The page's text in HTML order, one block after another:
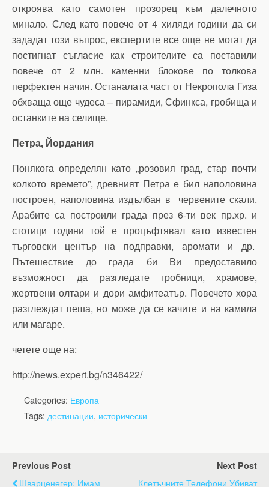
откроява като самотен прозорец към далечното
минало. След като повече от 4 хиляди години да си
зададат този въпрос, експертите все още не могат да
постигнат съгласие как строителите са поставили
повече от 2 млн. каменни блокове по толкова
перфектен начин. Останалата част от Некропола Гиза
обхваща още чудеса – пирамиди, Сфинкса, гробища и
останките на селище.
Петра, Йордания
Понякога определян като „розовия град, стар почти
колкото времето”, древният Петра е бил наполовина
построен, наполовина издълбан в червените скали.
Арабите са построили града през 6-ти век пр.хр. и
стотици години той е процъфтявал като известен
търговски център на подправки, аромати и др.
Пътешествие до града би Ви предоставило
възможност да разгледате гробници, храмове,
жертвени олтари и дори амфитеатър. Повечето хора
разглеждат пеша, но може да се качите и на камила
или магаре.
четете още на:
http://news.expert.bg/n346422/
Categories: Европа
Tags: дестинации, исторически
Previous Post
Шварценегер: Имам
Next Post
Клетъчните Телефони Убиват